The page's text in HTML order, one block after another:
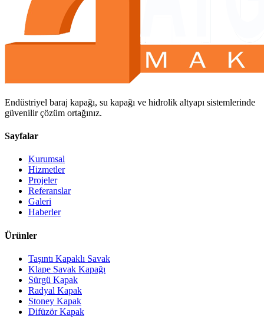
Endüstriyel baraj kapağı, su kapağı ve hidrolik altyapı sistemlerinde
güvenilir çözüm ortağınız.
Sayfalar
Kurumsal
Hizmetler
Projeler
Referanslar
Galeri
Haberler
Ürünler
Taşıntı Kapaklı Savak
Klape Savak Kapağı
Sürgü Kapak
Radyal Kapak
Stoney Kapak
Difüzör Kapak